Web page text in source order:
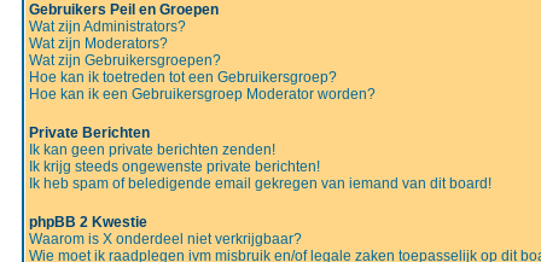
Gebruikers Peil en Groepen
Wat zijn Administrators?
Wat zijn Moderators?
Wat zijn Gebruikersgroepen?
Hoe kan ik toetreden tot een Gebruikersgroep?
Hoe kan ik een Gebruikersgroep Moderator worden?
Private Berichten
Ik kan geen private berichten zenden!
Ik krijg steeds ongewenste private berichten!
Ik heb spam of beledigende email gekregen van iemand van dit board!
phpBB 2 Kwestie
Waarom is X onderdeel niet verkrijgbaar?
Wie moet ik raadplegen ivm misbruik en/of legale zaken toepasselijk op dit